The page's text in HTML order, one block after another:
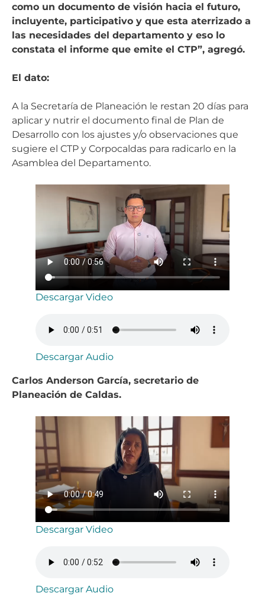
como un documento de visión hacia el futuro,
incluyente, participativo y que esta aterrizado a
las necesidades del departamento y eso lo
constata el informe que emite el CTP”, agregó.
El dato:
A la Secretaría de Planeación le restan 20 días para
aplicar y nutrir el documento final de Plan de
Desarrollo con los ajustes y/o observaciones que
sugiere el CTP y Corpocaldas para radicarlo en la
Asamblea del Departamento.
Descargar Video
Descargar Audio
Carlos Anderson García, secretario de
Planeación de Caldas.
Descargar Video
Descargar Audio